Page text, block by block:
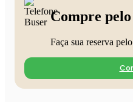
Compre
Faça sua reserva